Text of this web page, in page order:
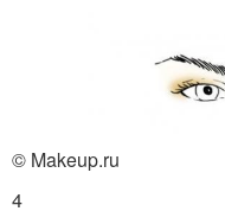
© Makeup.ru
4